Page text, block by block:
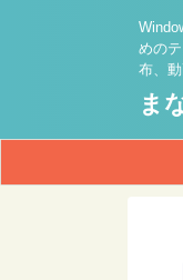
めの
布、
ま